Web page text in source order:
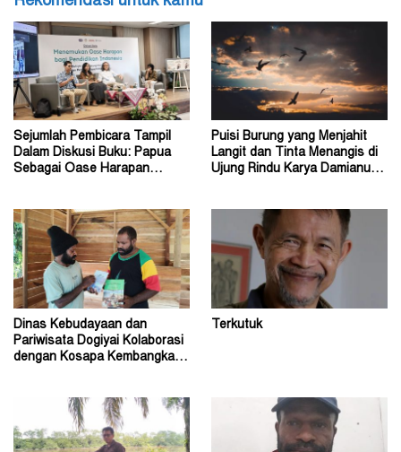
Sejumlah Pembicara Tampil
Dalam Diskusi Buku: Papua
Sebagai Oase Harapan
Puisi Burung yang Menjahit
Langit dan Tinta Menangis di
Ujung Rindu Karya Damianus
Dinas Kebudayaan dan
Pariwisata Dogiyai Kolaborasi
dengan Kosapa Kembangkan
Terkutuk